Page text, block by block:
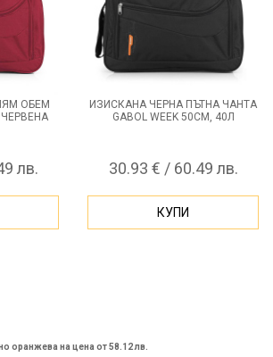
ОБЕМ
ЧЕРВЕНА
лв.
ИЗИСКАНА ЧЕРНА ПЪТНА ЧАНТА
GABOL WEEK 50СМ, 40Л
30.93 € / 60.49 лв.
КУПИ
оранжева на цена от 58.12 лв.